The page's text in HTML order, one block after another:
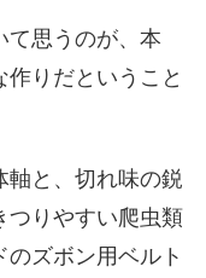
て思うのが、本
りだということ
軸と、切れ味の鋭
つりやすい爬虫類
ズボン用ベルト